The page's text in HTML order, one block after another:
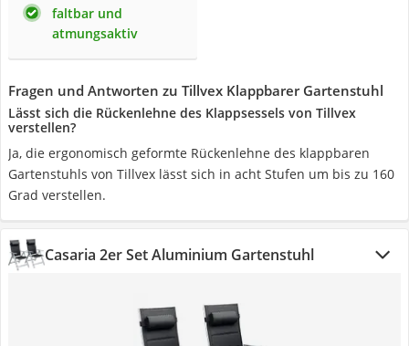
faltbar und
atmungsaktiv
Fragen und Antworten zu Tillvex Klappbarer Gartenstuhl
Lässt sich die Rückenlehne des Klappsessels von Tillvex
verstellen?
Ja, die ergonomisch geformte Rückenlehne des klappbaren
Gartenstuhls von Tillvex lässt sich in acht Stufen um bis zu 160
Grad verstellen.
Casaria 2er Set Aluminium Gartenstuhl